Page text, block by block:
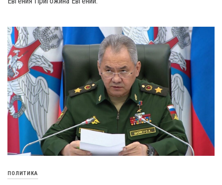
ПОЛИТИКА